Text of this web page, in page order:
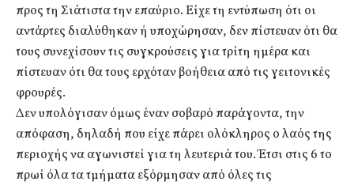
προς τη Σιάτιστα την επαύριο. Είχε τη εντύπωση ότι οι
αντάρτες διαλύθηκαν ή υποχώρησαν, δεν πίστευαν ότι θα
τους συνεχίσουν τις συγκρούσεις για τρίτη ημέρα και
πίστευαν ότι θα τους ερχόταν βοήθεια από τις γειτονικές
φρουρές.
Δεν υπολόγισαν όμως έναν σοβαρό παράγοντα, την
απόφαση, δηλαδή που είχε πάρει ολόκληρος ο λαός της
περιοχής να αγωνιστεί για τη λευτεριά του. Έτσι στις 6 το
πρωί όλα τα τμήματα εξόρμησαν από όλες τις